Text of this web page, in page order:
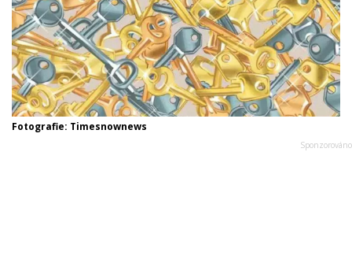
Fotografie: Timesnownews